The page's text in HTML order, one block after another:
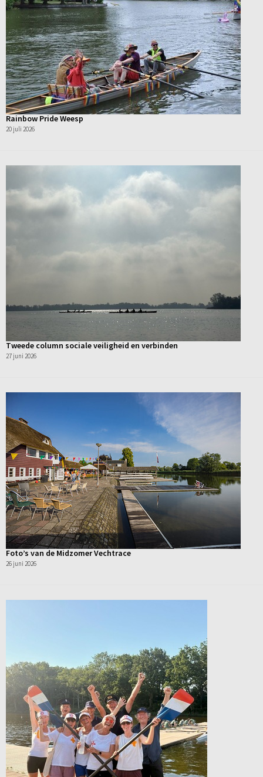
Rainbow Pride Weesp
20 juli 2026
Tweede column sociale veiligheid en verbinden
27 juni 2026
Foto’s van de Midzomer Vechtrace
26 juni 2026